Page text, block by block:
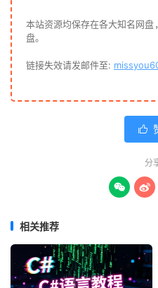
本站资源均保存在各大知名网
盘。
链接失效请发邮件至:

分
 
相关推荐